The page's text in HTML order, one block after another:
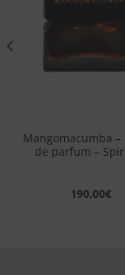
Mangomacumba –
de parfum –
190,00€